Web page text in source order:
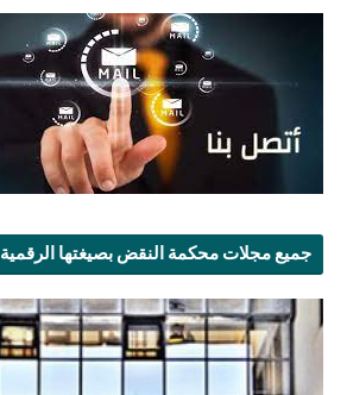
جميع مجلات محكمة النقض بصيغتها الرقمية